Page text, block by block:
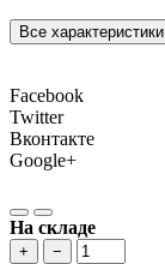
Все характеристики
Facebook
Twitter
Вконтакте
Google+
На складе
+
−